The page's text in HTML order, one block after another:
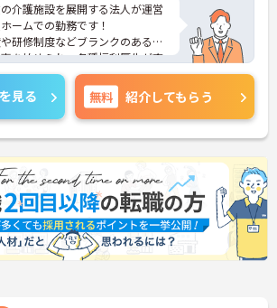
介護施設を展開する法人が運営
ームでの勤務です！
研修制度などブランクのある方
を始められ、各種福利厚生が充
フスタイルに合わせてながく働
が整っております！
面接のポイントなど、さらに詳
でお気軽にご相談ください。
見る 無料 紹介してもらう